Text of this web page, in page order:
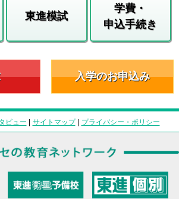
東進模試
学費・
申込手続き
入学のお申込み
ビュー | サイトマップ| プライバシー・ポリシー